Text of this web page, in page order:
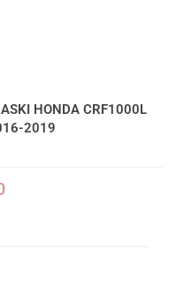
HONDA CRF1000L
2019